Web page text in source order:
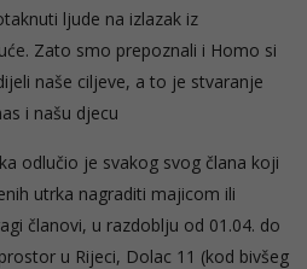
ljude na izlazak iz
Zato smo prepoznali i Homo si
naše ciljeve, a to je stvaranje
i našu djecu
odlučio je svakog svog člana koji
utrka nagraditi majicom ili
članovi, u razdoblju od 01.04. do
u Rijeci, Dolac 11 (kod bivšeg